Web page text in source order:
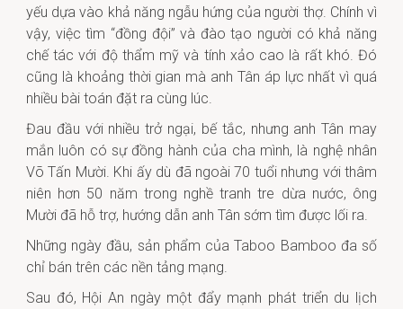
yếu dựa vào khả năng ngẫu hứng của người thợ. Chính vì
vậy, việc tìm “đồng đội” và đào tạo người có khả năng
chế tác với độ thẩm mỹ và tính xảo cao là rất khó. Đó
cũng là khoảng thời gian mà anh Tân áp lực nhất vì quá
nhiều bài toán đặt ra cùng lúc.
Đau đầu với nhiều trở ngại, bế tắc, nhưng anh Tân may
mắn luôn có sự đồng hành của cha mình, là nghệ nhân
Võ Tấn Mười. Khi ấy dù đã ngoài 70 tuổi nhưng với thâm
niên hơn 50 năm trong nghề tranh tre dừa nước, ông
Mười đã hỗ trợ, hướng dẫn anh Tân sớm tìm được lối ra.
Những ngày đầu, sản phẩm của Taboo Bamboo đa số
chỉ bán trên các nền tảng mạng.
Sau đó, Hội An ngày một đẩy mạnh phát triển du lịch